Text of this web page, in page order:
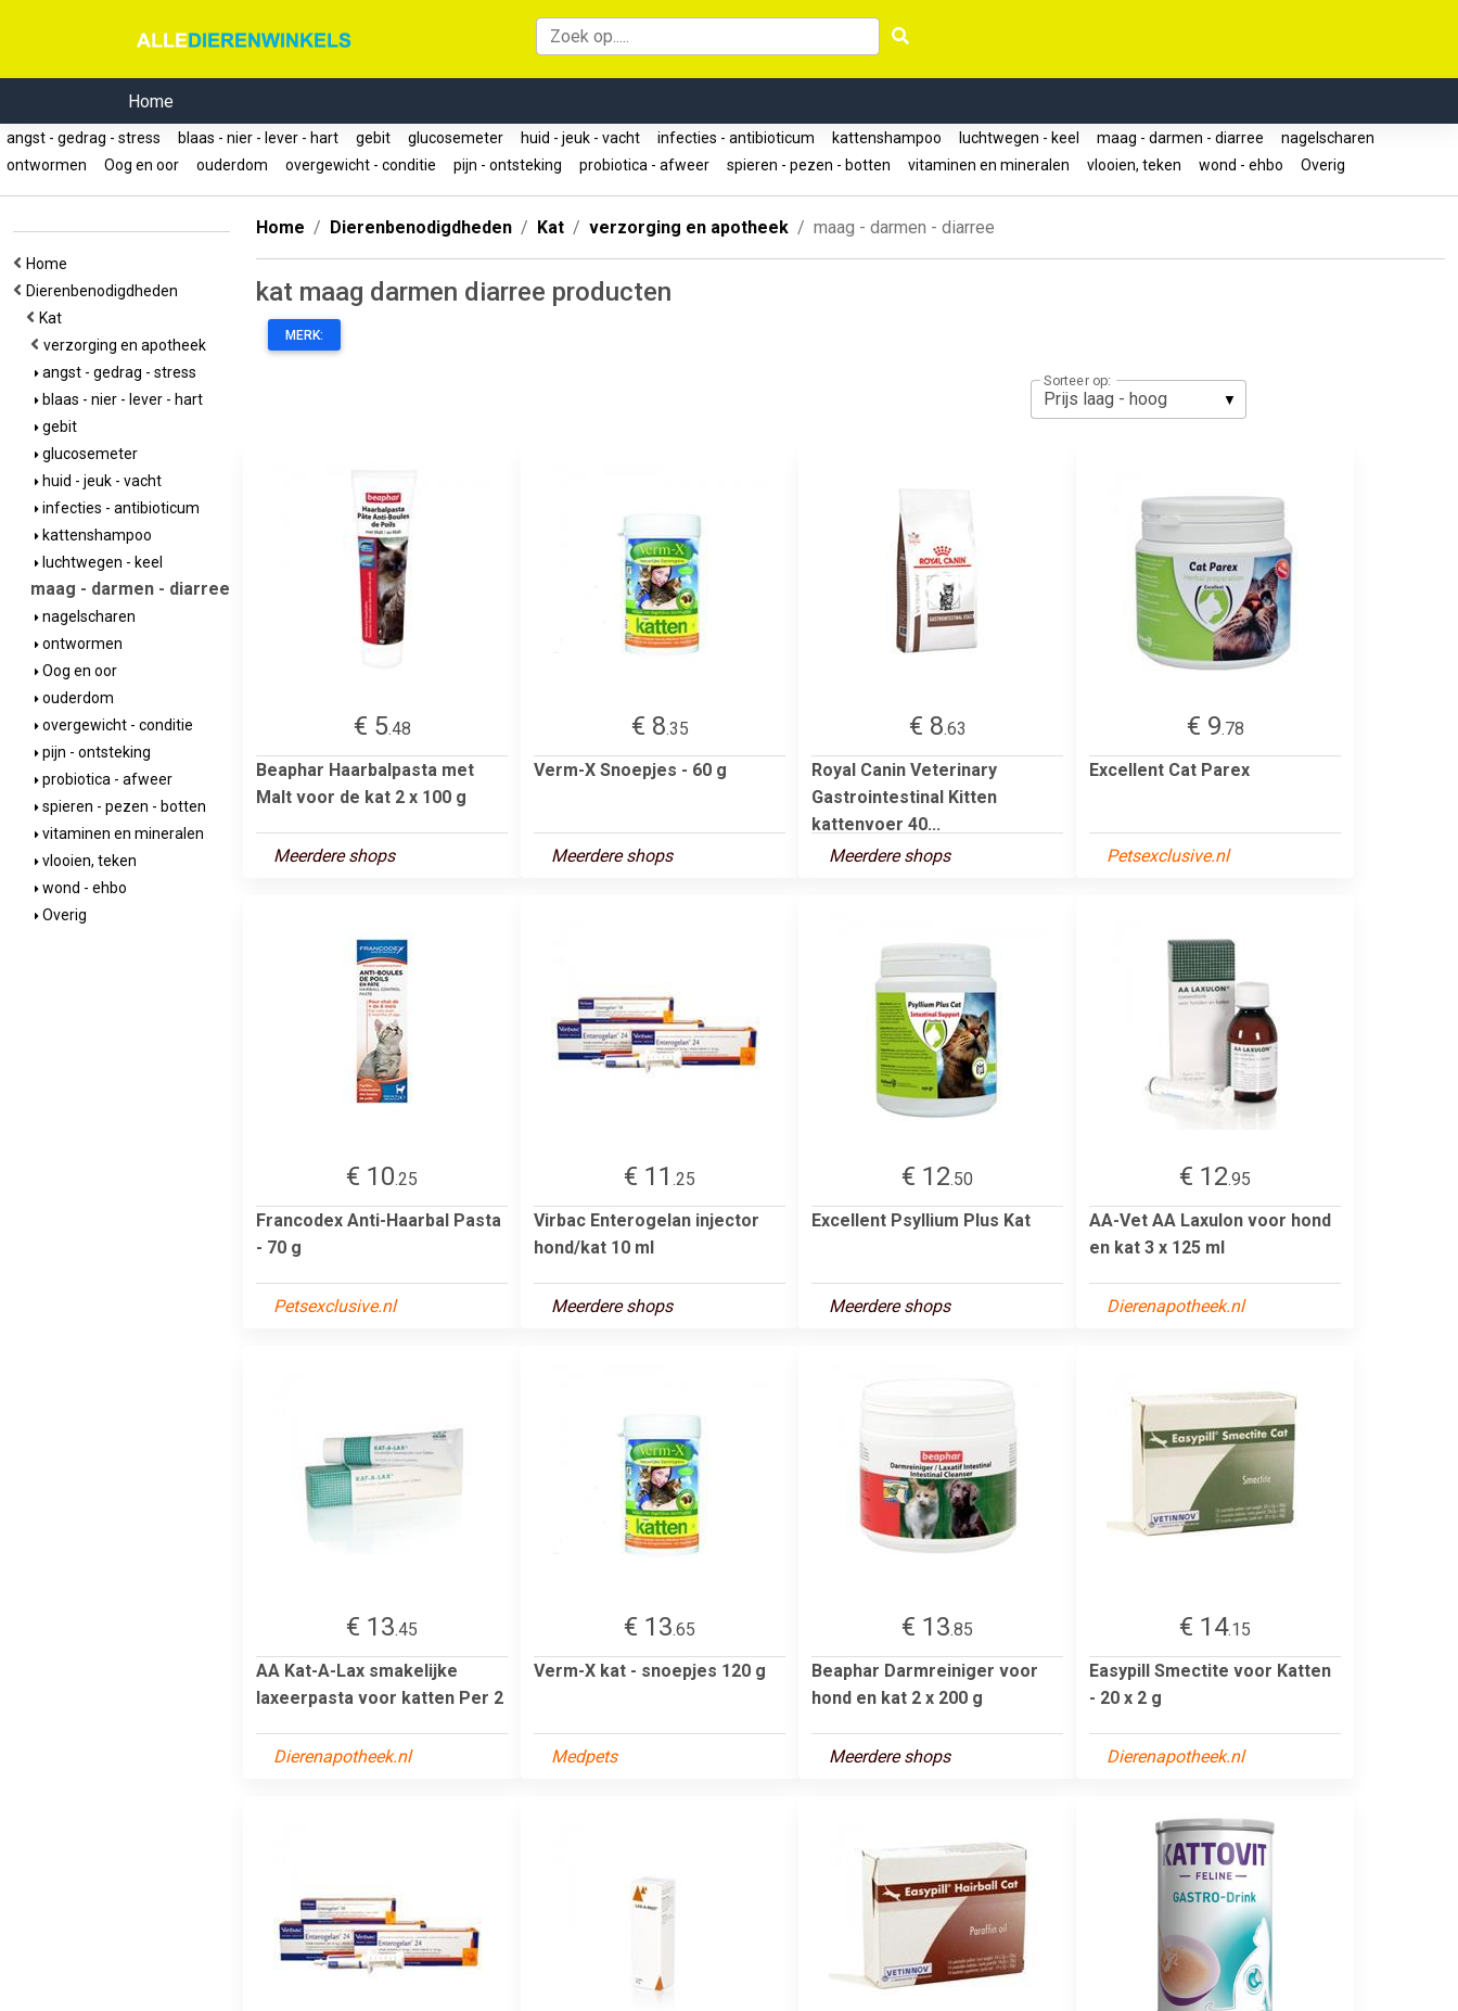
Home
angst - gedrag - stress blaas - nier - lever - hart gebit glucosemeter huid - jeuk - vacht infecties - antibioticum kattenshampoo luchtwegen - keel maag - darmen - diarree
nagelscharen
ontwormen
Oog en oor ouderdom overgewicht - conditie pijn - ontsteking probiotica - afweer spieren - pezen - botten vitaminen en mineralen vlooien, teken wond - ehbo Overig
Home
Dierenbenodigdheden
Kat
verzorging en apotheek
angst - gedrag - stress
blaas - nier - lever - hart
gebit
glucosemeter
huid - jeuk - vacht
infecties - antibioticum
kattenshampoo
luchtwegen - keel
maag - darmen - diarree
nagelscharen
ontwormen
Oog en oor
ouderdom
overgewicht - conditie
pijn - ontsteking
probiotica - afweer
spieren - pezen - botten
vitaminen en mineralen
vlooien, teken
wond - ehbo
Overig
Home Dierenbenodigdheden Kat verzorging en apotheek maag - darmen - diarree
kat maag darmen diarree producten
MERK:
Sorteer op:
€ 5.48
Beaphar Haarbalpasta met
Malt voor de kat 2 x 100 g
Meerdere shops
€ 8.35
Verm-X Snoepjes - 60 g
Meerdere shops
€ 8.63
Royal Canin Veterinary
Gastrointestinal Kitten
kattenvoer 40...
Meerdere shops
€ 9.78
Excellent Cat Parex
Petsexclusive.nl
€ 10.25
Francodex Anti-Haarbal Pasta
- 70 g
Petsexclusive.nl
€ 11 .25
Virbac Enterogelan injector
hond/kat 10 ml
Meerdere shops
€ 12.50
Excellent Psyllium Plus Kat
Meerdere shops
€ 12.95
AA-Vet AA Laxulon voor hond
en kat 3 x 125 ml
Dierenapotheek.nl
€ 13.45
AA Kat-A-Lax smakelijke
laxeerpasta voor katten Per 2
Dierenapotheek.nl
€ 13.65
Verm-X kat - snoepjes 120 g
Medpets
€ 13.85
Beaphar Darmreiniger voor
hond en kat 2 x 200 g
Meerdere shops
€ 14.15
Easypill Smectite voor Katten
- 20 x 2 g
Dierenapotheek.nl